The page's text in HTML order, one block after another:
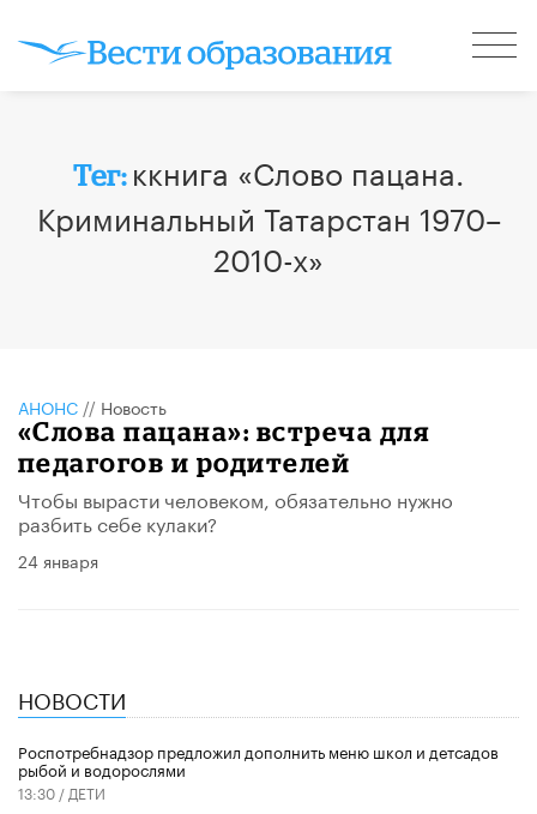
Тег: ккнига «Слово пацана.
Криминальный Татарстан 1970–
2010-х»
АНОНС // Новость
«Слова пацана»: встреча для
педагогов и родителей
Чтобы вырасти человеком, обязательно нужно
разбить себе кулаки?
24 января
НОВОСТИ
Роспотребнадзор предложил дополнить меню школ и детсадов
рыбой и водорослями
13:30 / ДЕТИ